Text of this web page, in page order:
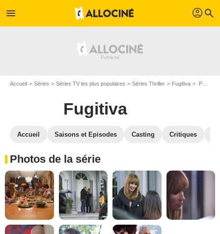
menu profil search
Accueil Séries Séries TV les plus populaires Séries Thriller Fugitiva Photos Fugitiva
Fugitiva
Accueil Saisons et Episodes Casting Critiques
Photos de la série